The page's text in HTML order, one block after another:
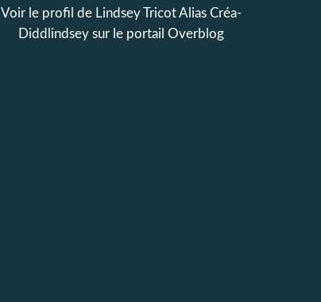
Voir le profil de Lindsey Tricot Alias Créa-
Diddlindsey sur le portail Overblog